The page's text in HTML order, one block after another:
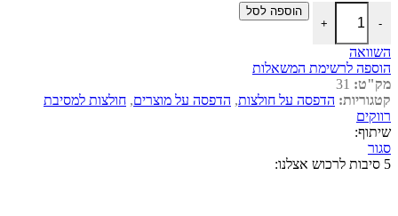
-
כמות של חולצה למסיבת רווקים דגם "אני צריך בירה"
+
הוספה לסל
השוואה
הוספה לרשימת המשאלות
מק"ט: 31
קטגוריות: הדפסה על חולצות, הדפסה על מוצרים, חולצות למסיבת
רווקים
שיתוף:
סגור
5 סיבות לרכוש אצלנו: